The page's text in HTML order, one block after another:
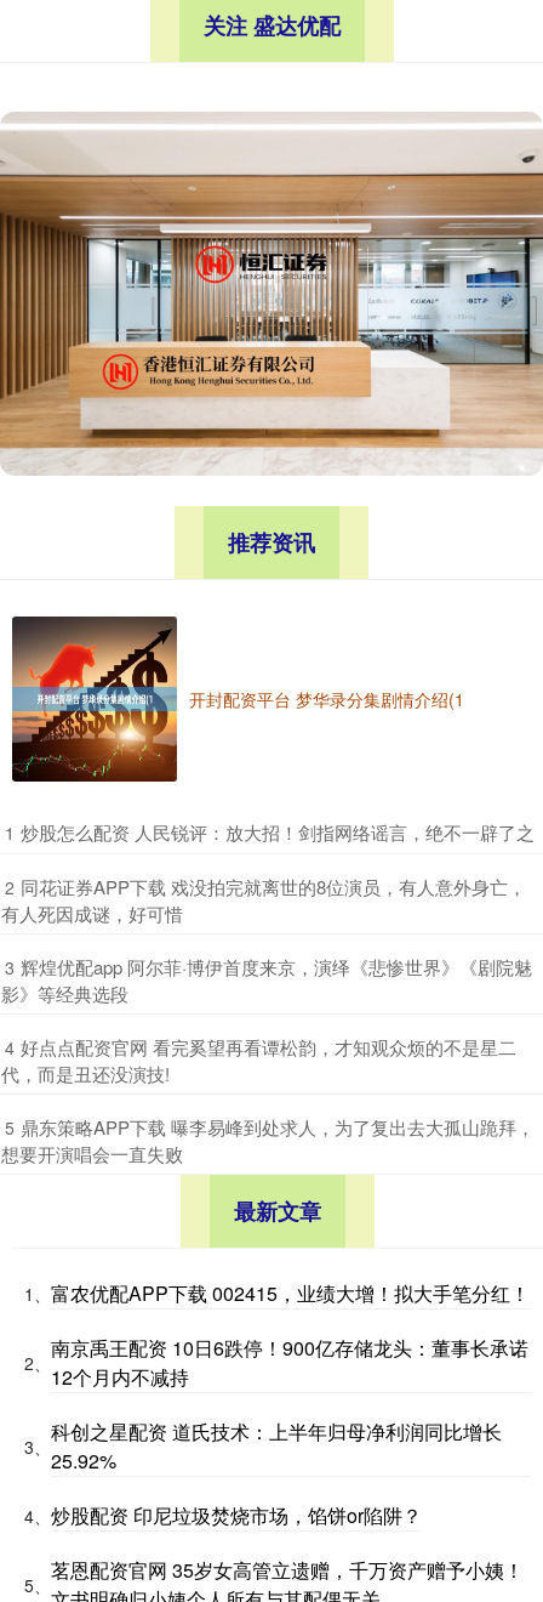
关注 盛达优配
推荐资讯
开封配资平台 梦华录分集剧情介绍(1
1 ​炒股怎么配资 人民锐评：放大招！剑指网络谣言，绝不一辟了之
2 ​同花证券APP下载 戏没拍完就离世的8位演员，有人意外身亡，
有人死因成谜，好可惜
3 ​辉煌优配app 阿尔菲·博伊首度来京，演绎《悲惨世界》《剧院魅
影》等经典选段
4 ​好点点配资官网 看完奚望再看谭松韵，才知观众烦的不是星二
代，而是丑还没演技!
5 ​鼎东策略APP下载 曝李易峰到处求人，为了复出去大孤山跪拜，
想要开演唱会一直失败
最新文章
1、 富农优配APP下载 002415，业绩大增！拟大手笔分红！
2、
南京禹王配资 10日6跌停！900亿存储龙头：董事长承诺
12个月内不减持
3、
科创之星配资 道氏技术：上半年归母净利润同比增长
25.92%
4、 炒股配资 印尼垃圾焚烧市场，馅饼or陷阱？
5、
茗恩配资官网 35岁女高管立遗赠，千万资产赠予小姨！